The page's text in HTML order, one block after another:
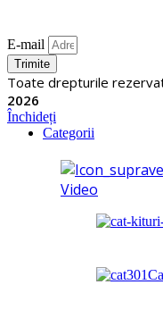
E-mail
Trimite
Toate drepturile
2026
Închideți
Categorii
Video